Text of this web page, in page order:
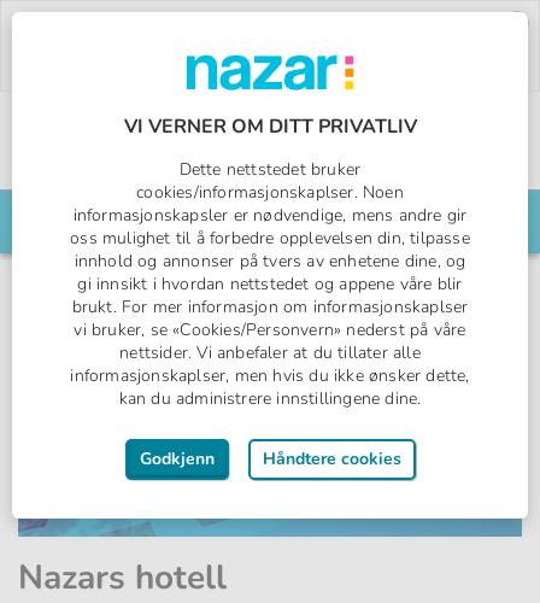
Bruk rabattkoden:PW26.
Nazar logo
Norges All Inclusive-spesialist
Søk din reise her
Nazars hotell
VI VERNER OM DITT PRIVATLIV
Dette nettstedet bruker
cookies/informasjonskaplser. Noen
informasjonskapsler er nødvendige, mens andre gir
oss mulighet til å forbedre opplevelsen din, tilpasse
innhold og annonser på tvers av enhetene dine, og
gi innsikt i hvordan nettstedet og appene våre blir
brukt. For mer informasjon om informasjonskaplser
vi bruker, se «Cookies/Personvern» nederst på våre
nettsider. Vi anbefaler at du tillater alle
informasjonskaplser, men hvis du ikke ønsker dette,
kan du administrere innstillingene dine.
Godkjenn Håndtere cookies